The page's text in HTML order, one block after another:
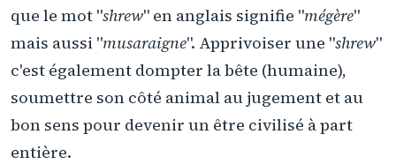
que le mot "shrew" en anglais signifie "mégère"
mais aussi "musaraigne". Apprivoiser une "shrew"
c'est également dompter la bête (humaine),
soumettre son côté animal au jugement et au
bon sens pour devenir un être civilisé à part
entière.